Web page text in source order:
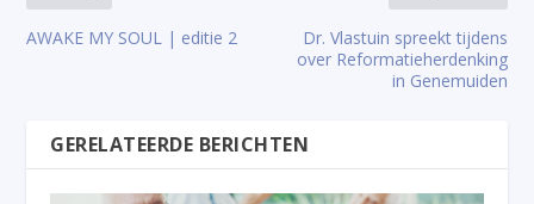
AWAKE MY SOUL | editie 2
Dr. Vlastuin spreekt tijdens
over Reformatieherdenking
in Genemuiden
GERELATEERDE BERICHTEN